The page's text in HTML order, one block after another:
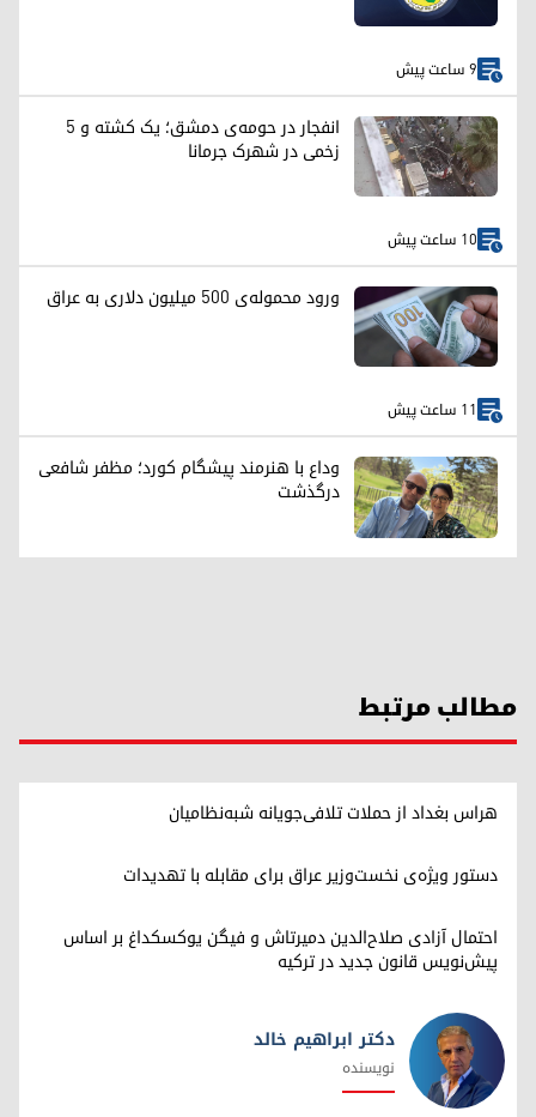
9 ساعت پیش
انفجار در حومه‌ی دمشق؛ یک کشته و ۵
زخمی در شهرک جرمانا
10 ساعت پیش
ورود محموله‌ی ۵۰۰ میلیون دلاری به عراق
11 ساعت پیش
وداع با هنرمند پیشگام کورد؛ مظفر شافعی
درگذشت
مطالب مرتبط
هراس بغداد از حملات تلافی‌جویانه شبه‌نظامیان
دستور ویژه‌ی نخست‌وزیر عراق برای مقابله با تهدیدات
احتمال آزادی صلاح‌الدین دمیرتاش و فیگن یوکسکداغ بر اساس
پیش‌نویس قانون جدید در ترکیه
دکتر ابراهیم خالد
نویسنده